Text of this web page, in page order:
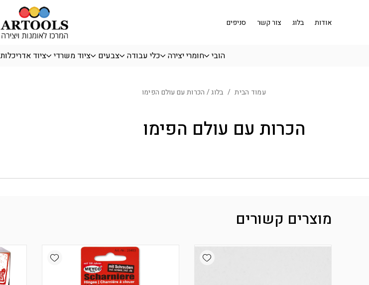
אודות
בלוג צור קשר סניפים
הובי חומרי יצירה כלי עבודה צבעים ציוד משרדי ציוד אדריכלות
עמוד הבית / בלוג/ הכרות עם עולם הפימו
הכרות עם עולם הפימו
מוצרים קשורים
Add wishlist
Add wishlist